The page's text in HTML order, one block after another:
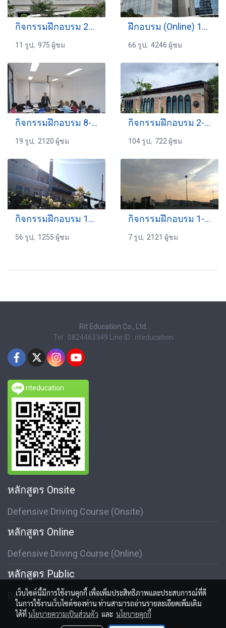
กิจกรรมฝึกอบรม 21-05-2565
11 รูป, 975 ผู้ชม
ฝึกอบรม (Online) 10-10-2563
66 รูป, 4246 ผู้ชม
กิจกรรมฝึกอบรม 8-10-2559
19 รูป, 2120 ผู้ชม
กิจกรรมฝึกอบรม 2-8-2567
104 รูป, 722 ผู้ชม
กิจกรรมฝึกอบรม 16-11-2562
56 รูป, 1255 ผู้ชม
กิจกรรมฝึกอบรม 1-12-2559
7 รูป, 2121 ผู้ชม
Rit Education Co., Ltd.
Tel : 0824463349
Line ID : riteducation
riteducation
หลักสูตร Onsite
Defensive Driving Course (Onsite)
หลักสูตร Online
Defensive Driving Course (Online)
หลักสูตร Public
Defensive Driving Course (Public)
เว็บไซต์นี้มีการใช้งานคุกกี้ เพื่อเพิ่มประสิทธิภาพและประสบการณ์ที่ดี
ในการใช้งานเว็บไซต์ของท่าน ท่านสามารถอ่านรายละเอียดเพิ่มเติม
ได้ที่นโยบายความเป็นส่วนตัว และ นโยบายคุกกี้